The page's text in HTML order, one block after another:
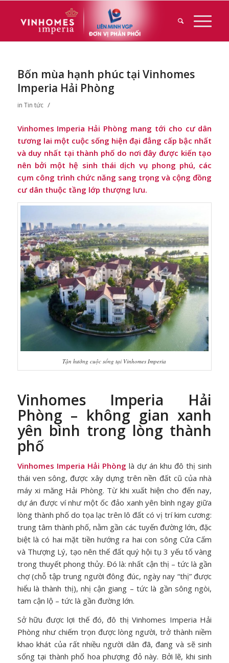
Bốn mùa hạnh phúc tại Vinhomes
Imperia Hải Phòng
in Tin tức /
Vinhomes Imperia Hải Phòng mang tới cho cư dân
tương lai một cuộc sống hiện đại đẳng cấp bậc nhất
và duy nhất tại thành phố do nơi đây được kiến tạo
nên bởi một hệ sinh thái dịch vụ phong phú, các
cụm công trình chức năng sang trọng và cộng đồng
cư dân thuộc tầng lớp thượng lưu.
Tận hưởng cuộc sổng tại Vinhomes Imperia
Vinhomes Imperia Hải
Phòng – không gian xanh
yên bình trong lòng thành
phố
Vinhomes Imperia Hải Phòng là dự án khu đô thị sinh
thái ven sông, được xây dựng trên nền đất cũ của nhà
máy xi măng Hải Phòng. Từ khi xuất hiện cho đến nay,
dự án được ví như một ốc đảo xanh yên bình ngay giữa
lòng thành phố do tọa lạc trên lô đất có vị trí kim cương:
trung tâm thành phố, nằm gần các tuyến đường lớn, đặc
biệt là có hai mặt tiền hướng ra hai con sông Cửa Cấm
và Thượng Lý, tạo nên thế đất quý hội tụ 3 yếu tố vàng
trong thuyết phong thủy. Đó là: nhất cận thị – tức là gần
chợ (chỗ tập trung người đông đúc, ngày nay “thị” được
hiểu là thành thị), nhị cận giang – tức là gần sông ngòi,
tam cận lộ – tức là gần đường lớn.
Sở hữu được lợi thế đó, đô thị Vinhomes Imperia Hải
Phòng như chiếm trọn được lòng người, trở thành niềm
khao khát của rất nhiều người dân đã, đang và sẽ sinh
sống tại thành phố hoa phượng đỏ này. Bởi lẽ, khi sinh